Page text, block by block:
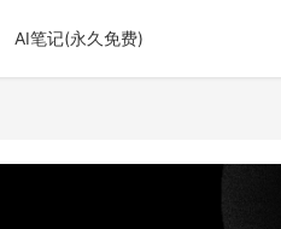
AI笔记(永久免费)